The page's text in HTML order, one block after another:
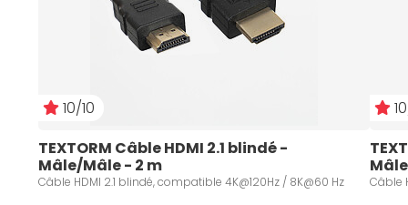
10/10
TEXTORM Câble HDMI 2.1 blindé -
Mâle/Mâle - 2 m
Câble HDMI 2.1 blindé, compatible 4K@120Hz / 8K@60 Hz Câble